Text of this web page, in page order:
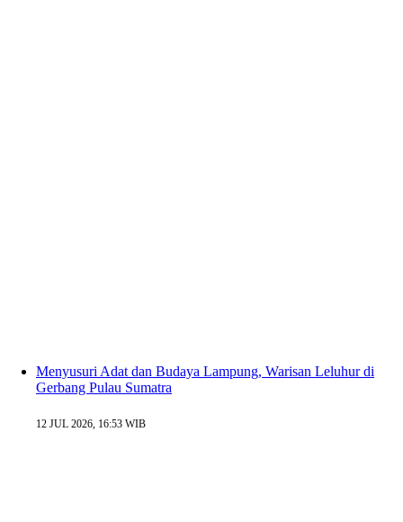
Menyusuri Adat dan Budaya Lampung, Warisan Leluhur di
Gerbang Pulau Sumatra
12 JUL 2026, 16:53 WIB